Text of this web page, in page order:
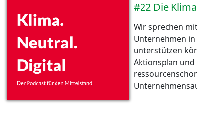
#22 Die
Wir sprechen
Unternehmen
unterstützen
Aktionsplan und